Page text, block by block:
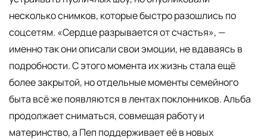
несколько снимков, которые быстро разошлись по
соцсетям. «Сердце разрывается от счастья», —
именно так они описали свои эмоции, не вдаваясь в
подробности. С этого момента их жизнь стала ещё
более закрытой, но отдельные моменты семейного
быта всё же появляются в лентах поклонников. Альба
продолжает сниматься, совмещая работу и
материнство, а Пеп поддерживает её в новых